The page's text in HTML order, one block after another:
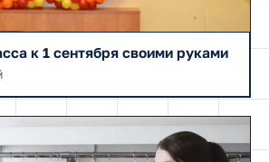
к 1 сентября своими руками